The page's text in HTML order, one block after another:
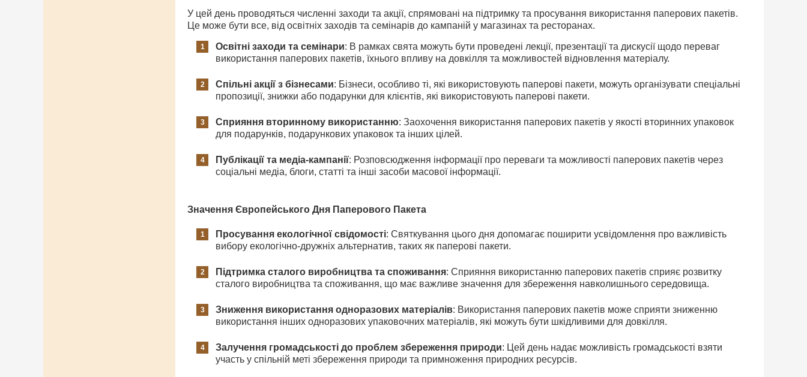
У цей день проводяться численні заходи та акції, спрямовані на підтримку та просування використання паперових пакетів.
Це може бути все, від освітніх заходів та семінарів до кампаній у магазинах та ресторанах.
Освітні заходи та семінари: В рамках свята можуть бути проведені лекції, презентації та дискусії щодо переваг
використання паперових пакетів, їхнього впливу на довкілля та можливостей відновлення матеріалу.
Спільні акції з бізнесами: Бізнеси, особливо ті, які використовують паперові пакети, можуть організувати спеціальні
пропозиції, знижки або подарунки для клієнтів, які використовують паперові пакети.
Сприяння вторинному використанню: Заохочення використання паперових пакетів у якості вторинних упаковок
для подарунків, подарункових упаковок та інших цілей.
Публікації та медіа-кампанії: Розповсюдження інформації про переваги та можливості паперових пакетів через
соціальні медіа, блоги, статті та інші засоби масової інформації.
Значення Європейського Дня Паперового Пакета
Просування екологічної свідомості: Святкування цього дня допомагає поширити усвідомлення про важливість
вибору екологічно-дружніх альтернатив, таких як паперові пакети.
Підтримка сталого виробництва та споживання: Сприяння використанню паперових пакетів сприяє розвитку
сталого виробництва та споживання, що має важливе значення для збереження навколишнього середовища.
Зниження використання одноразових матеріалів: Використання паперових пакетів може сприяти зниженню
використання інших одноразових упаковочних матеріалів, які можуть бути шкідливими для довкілля.
Залучення громадськості до проблем збереження природи: Цей день надає можливість громадськості взяти
участь у спільній меті збереження природи та примноження природних ресурсів.